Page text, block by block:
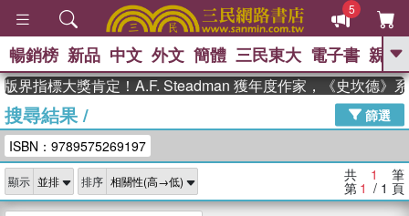
5
GO
高希均教授回憶錄
、 The Odyssey 、 父親節 、 如果歷
獎 臺灣漫遊錄 、 方念華 、 台灣的李
登輝時代
數學女孩：黎曼猜想 、
偉大的迷走神經
暢銷榜 新品 中文 外文 簡體 三民東大 電子書 親子
界指標大獎肯定！A.F. Steadman 獲年度作家，《史坎德》
搜尋結果/
篩選
ISBN：9789575269197
顯示 排序 共 1 筆
第 1 / 1 頁